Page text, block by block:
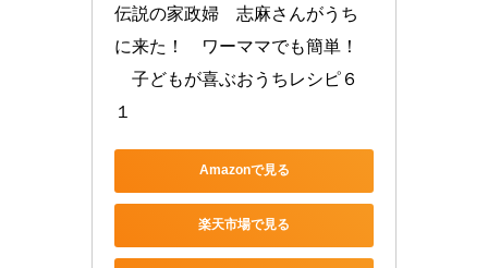
伝説の家政婦　志麻さんがうち
に来た！　ワーママでも簡単！
子どもが喜ぶおうちレシピ６
１
Amazonで見る
楽天市場で見る